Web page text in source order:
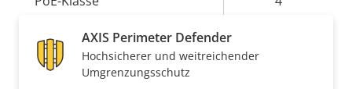
Security
AXIS Perimeter Defender
Hochsicherer und weitreichender
Umgrenzungsschutz